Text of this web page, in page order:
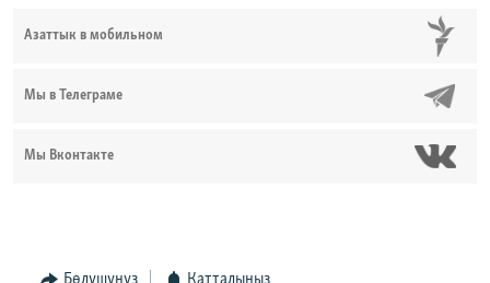
Азаттык в мобильном
Мы в Телеграме
Мы Вконтакте